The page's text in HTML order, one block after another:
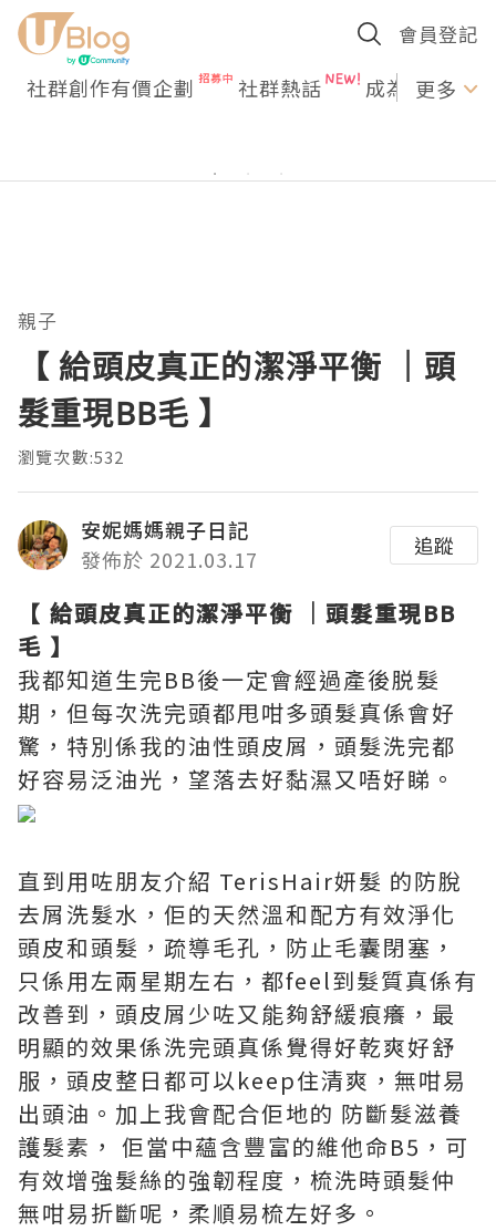
會員登記
社群創作有價企劃 社群熱話 成為U更多
親子
【 給頭皮真正的潔淨平衡 ｜頭
髮重現BB毛 】
瀏覽次數:532
安妮媽媽親子日記
發佈於 2021.03.17
追蹤
【 給頭皮真正的潔淨平衡 ｜頭髮重現BB
毛 】
我都知道生完BB後一定會經過產後脱髮
期，但每次洗完頭都甩咁多頭髮真係會好
驚，特別係我的油性頭皮屑，頭髮洗完都
好容易泛油光，望落去好黏濕又唔好睇。
直到用咗朋友介紹 TerisHair妍髮 的防脫
去屑洗髮水，佢的天然溫和配方有效淨化
頭皮和頭髮，疏導毛孔，防止毛囊閉塞，
只係用左兩星期左右，都feel到髮質真係有
改善到，頭皮屑少咗又能夠舒緩痕癢，最
明顯的效果係洗完頭真係覺得好乾爽好舒
服，頭皮整日都可以keep住清爽，無咁易
出頭油。加上我會配合佢地的 防斷髮滋養
護髮素， 佢當中蘊含豐富的維他命B5，可
有效增強髮絲的強韌程度，梳洗時頭髮仲
無咁易折斷呢，柔順易梳左好多。